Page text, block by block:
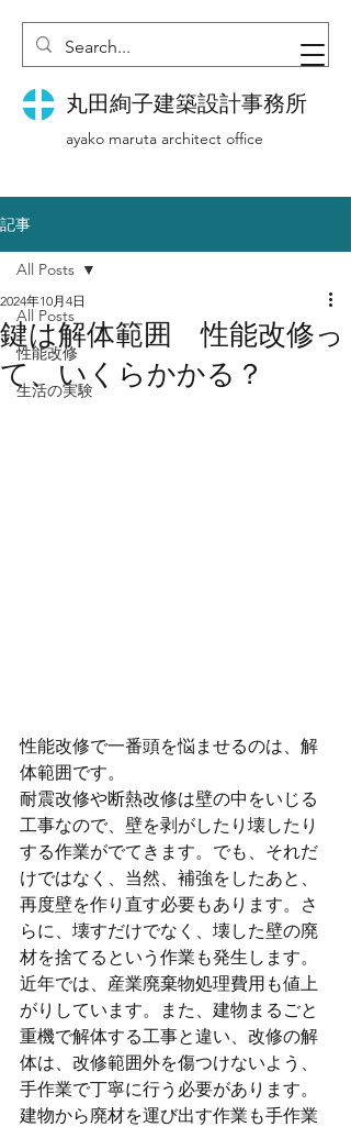
丸田絢子建築設計事務所
ayako maruta architect office
記事
All Posts
性能改修
生活の実験
All Posts
鍵は解体範囲 性能改修っ
て、いくらかかる？
2024年10月4日
性能改修で一番頭を悩ませるのは、解
体範囲です。
耐震改修や断熱改修は壁の中をいじる
工事なので、壁を剥がしたり壊したり
する作業がでてきます。でも、それだ
けではなく、当然、補強をしたあと、
再度壁を作り直す必要もあります。さ
らに、壊すだけでなく、壊した壁の廃
材を捨てるという作業も発生します。
近年では、産業廃棄物処理費用も値上
がりしています。また、建物まるごと
重機で解体する工事と違い、改修の解
体は、改修範囲外を傷つけないよう、
手作業で丁寧に行う必要があります。
建物から廃材を運び出す作業も手作業